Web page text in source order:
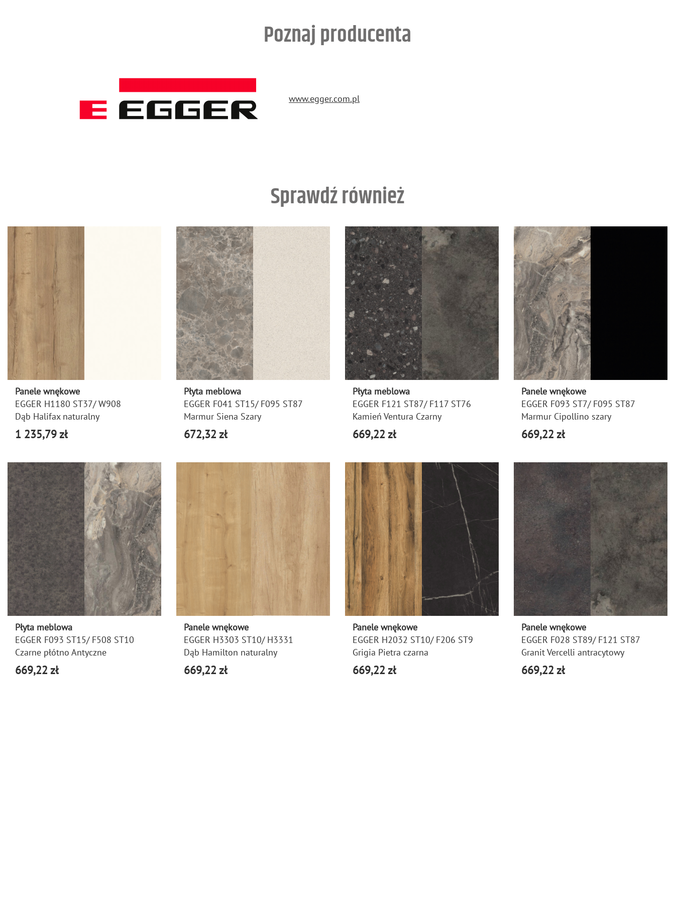
Poznaj producenta
www.​egger.​com.​pl
Sprawdź również
Panele wnękowe
EGGER H1180 ST37/ W908
Dąb Halifax naturalny
1 235,79 zł
Płyta meblowa
EGGER F041 ST15/ F095 ST87
Marmur Siena Szary
672,32 zł
Płyta meblowa
EGGER F121 ST87/ F117 ST76
Kamień Ventura Czarny
669,22 zł
Panele wnękowe
EGGER F093 ST7/ F095 ST87
Marmur Cipollino szary
669,22 zł
Płyta meblowa
EGGER F093 ST15/ F508 ST10
Czarne płótno Antyczne
669,22 zł
Panele wnękowe
EGGER H3303 ST10/ H3331
Dąb Hamilton naturalny
669,22 zł
Panele wnękowe
EGGER H2032 ST10/ F206 ST9
Grigia Pietra czarna
669,22 zł
Panele wnękowe
EGGER F028 ST89/ F121 ST87
Granit Vercelli antracytowy
669,22 zł